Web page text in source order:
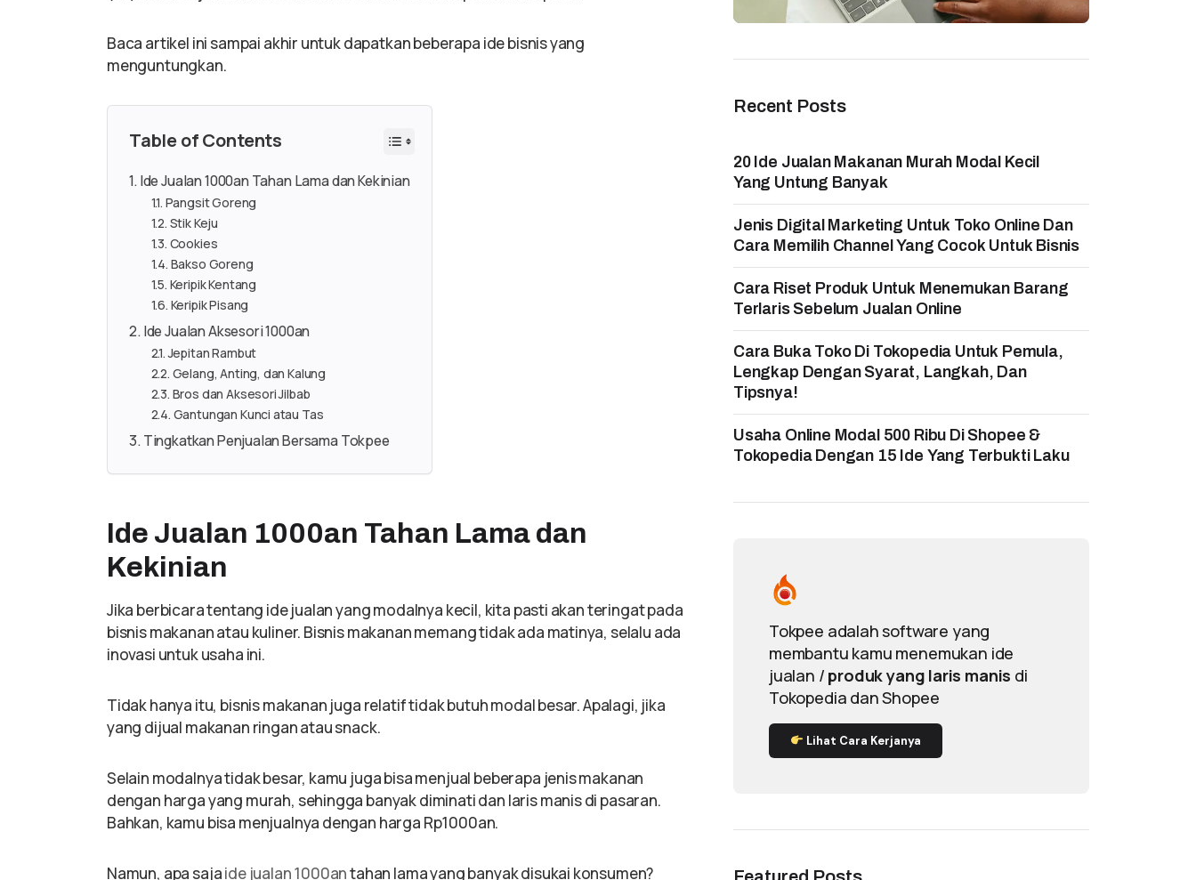
Baca artikel ini sampai akhir untuk dapatkan beberapa ide bisnis yang
menguntungkan.
Table of Contents
Ide Jualan 1000an Tahan Lama dan Kekinian
Pangsit Goreng
Stik Keju
Cookies
Bakso Goreng
Keripik Kentang
Keripik Pisang
Ide Jualan Aksesori 1000an
Jepitan Rambut
Gelang, Anting, dan Kalung
Bros dan Aksesori Jilbab
Gantungan Kunci atau Tas
Tingkatkan Penjualan Bersama Tokpee
Ide Jualan 1000an Tahan Lama dan
Kekinian
Jika berbicara tentang ide jualan yang modalnya kecil, kita pasti akan teringat pada
bisnis makanan atau kuliner. Bisnis makanan memang tidak ada matinya, selalu ada
inovasi untuk usaha ini.
Tidak hanya itu, bisnis makanan juga relatif tidak butuh modal besar. Apalagi, jika
yang dijual makanan ringan atau snack.
Selain modalnya tidak besar, kamu juga bisa menjual beberapa jenis makanan
dengan harga yang murah, sehingga banyak diminati dan laris manis di pasaran.
Bahkan, kamu bisa menjualnya dengan harga Rp1000an.
Namun, apa sajaide jualan 1000antahan lama yang banyak disukai konsumen?
Recent Posts
20 Ide Jualan Makanan Murah Modal Kecil
Yang Untung Banyak
Jenis Digital Marketing Untuk Toko Online Dan
Cara Memilih Channel Yang Cocok Untuk Bisnis
Cara Riset Produk Untuk Menemukan Barang
Terlaris Sebelum Jualan Online
Cara Buka Toko Di Tokopedia Untuk Pemula,
Lengkap Dengan Syarat, Langkah, Dan
Tipsnya!
Usaha Online Modal 500 Ribu Di Shopee &
Tokopedia Dengan 15 Ide Yang Terbukti Laku
Tokpee adalah software yang
membantu kamu menemukan ide
jualan / produk yang laris manis di
Tokopedia dan Shopee
Lihat Cara Kerjanya